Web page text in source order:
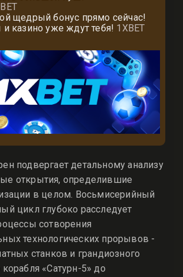
щедрый бонус прямо сейчас!
и казино уже ждут тебя! 1XBET
подвергает детальному анализу
открытия, определившие
в целом. Восьмисерийный
цикл глубоко расследует
сотворения
технологических прорывов -
станков и грандиозного
«Сатурн-5» до